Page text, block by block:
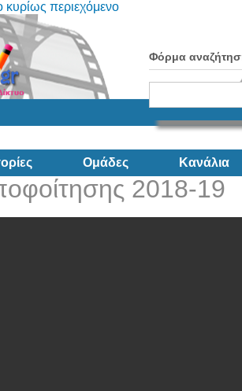
περιεχόμενο
Φόρμα
Ομάδες Κανάλια
2018-19